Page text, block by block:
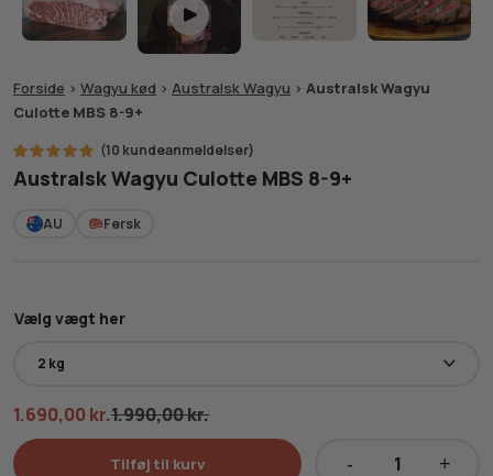
Forside > Wagyu kød > Australsk Wagyu > Australsk Wagyu
Culotte MBS 8-9+
Bedømt
som5.00
på
10
kundebedømmelser
(10 kundeanmeldelser)
Australsk Wagyu Culotte MBS 8-9+
AU Fersk
Vælg vægt her
1.690,00kr.1.990,00kr.
Tilføj til kurv